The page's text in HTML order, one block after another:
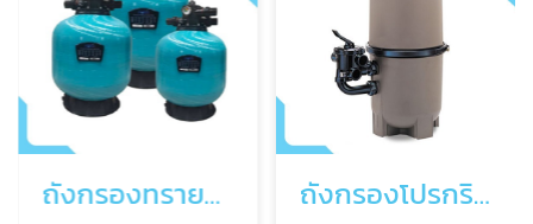
ถังกรองทรายสระว่ายน้ำ ถังกรองโปรกริดสระว่ายน้ำ